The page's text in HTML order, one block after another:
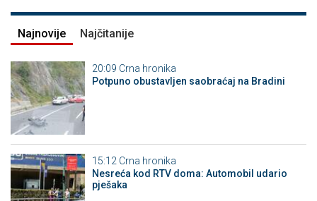
Najnovije Najčitanije
20:09 Crna hronika
Potpuno obustavljen saobraćaj na Bradini
15:12 Crna hronika
Nesreća kod RTV doma: Automobil udario
pješaka